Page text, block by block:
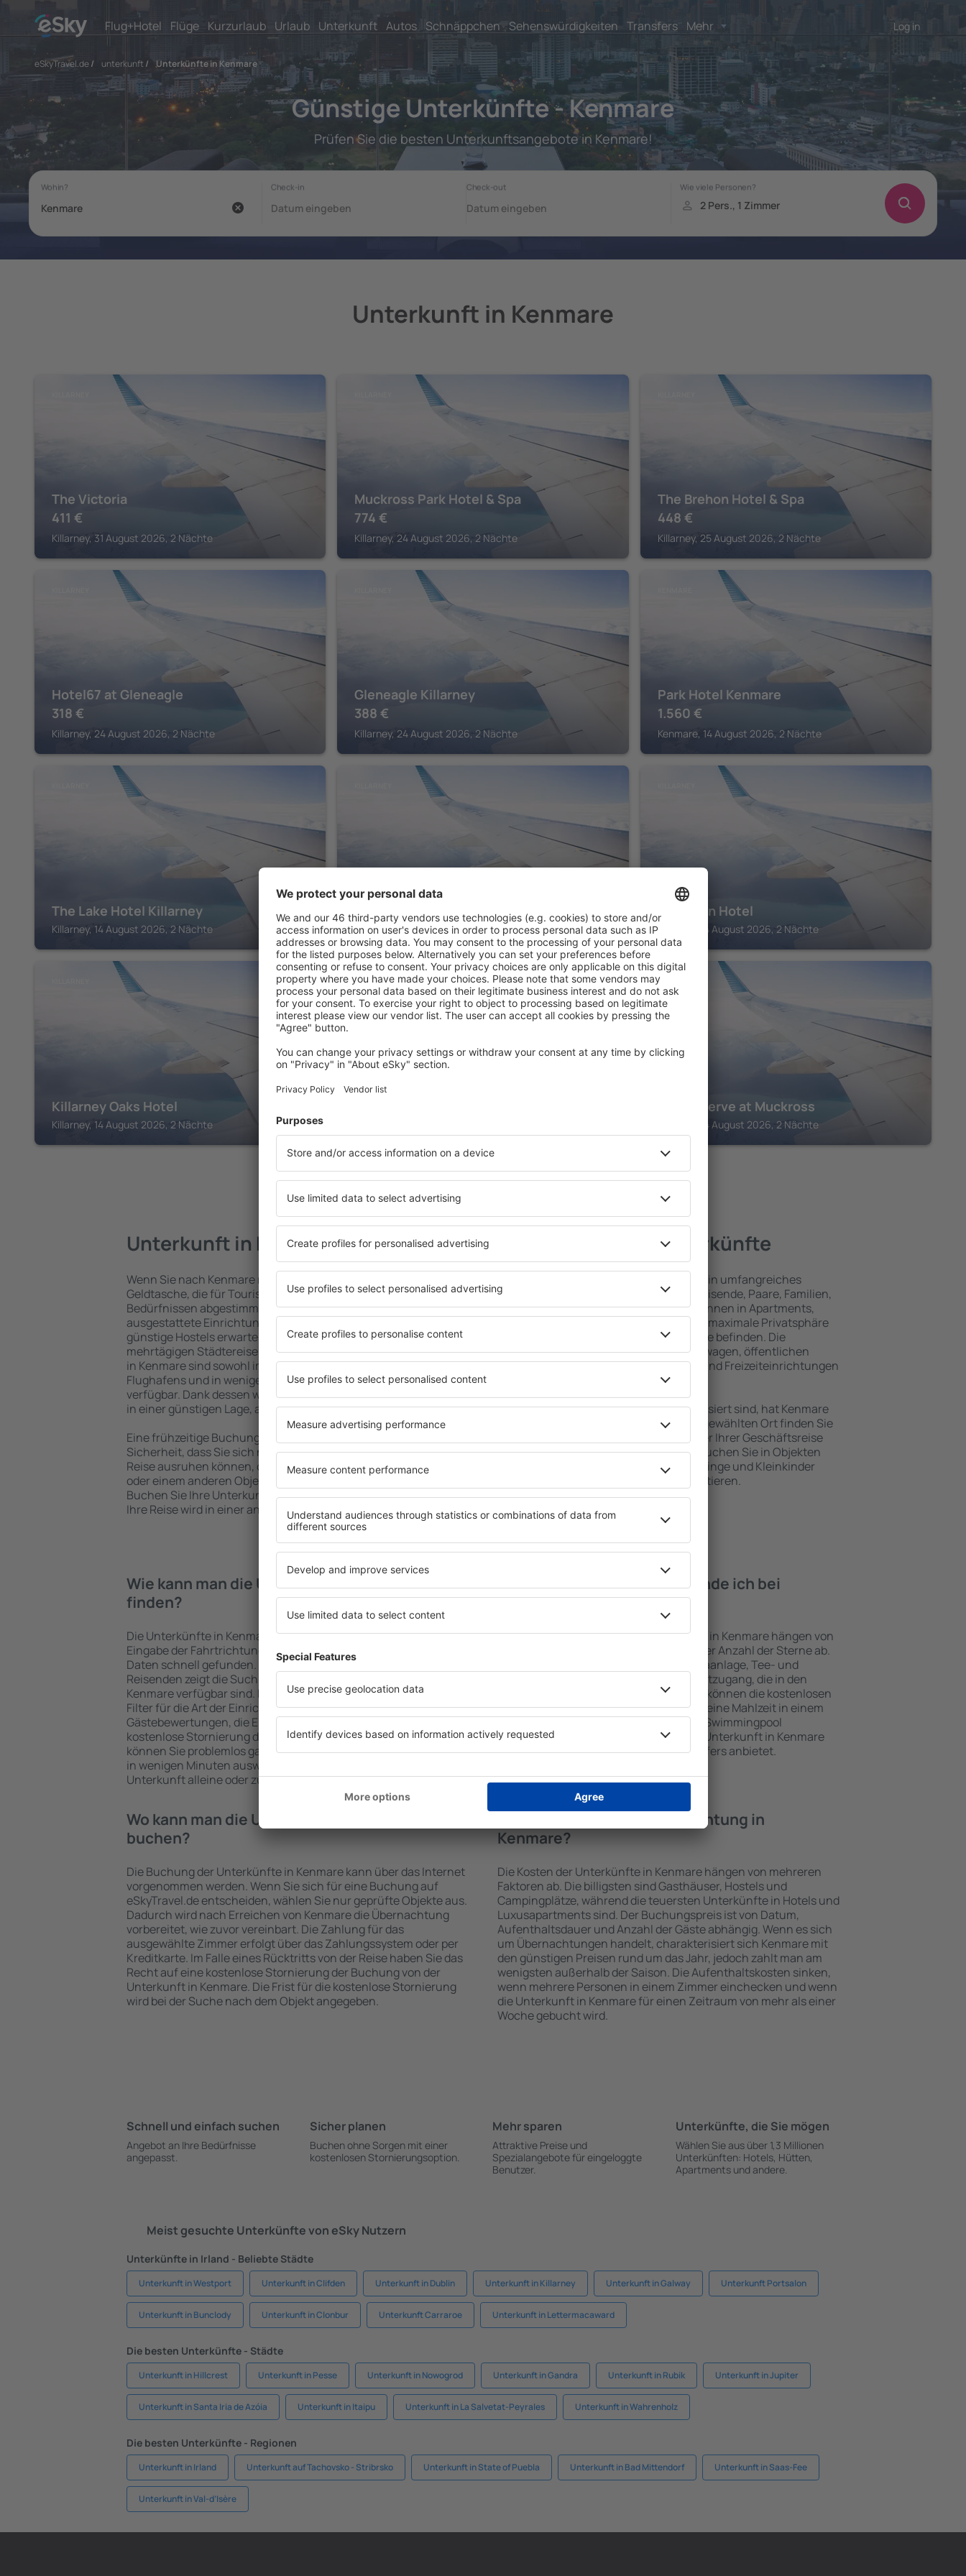
Flug+Hotel Flüge Kurzurlaub Urlaub Unterkunft Autos Schnäppchen Sehenswürdigkeiten Transfers Mehr Log in
eSkyTravel.de/ unterkunft / Unterkünfte in Kenmare
Günstige Unterkünfte - Kenmare
Prüfen Sie die besten Unterkunftsangebote in Kenmare!
Unterkunft in Kenmare
The Victoria
411 €
Killarney, 31 August 2026, 2 Nächte
Muckross Park Hotel & Spa
774 €
Killarney, 24 August 2026, 2 Nächte
The Brehon Hotel & Spa
448 €
Killarney, 25 August 2026, 2 Nächte
Hotel67 at Gleneagle
318 €
Killarney, 24 August 2026, 2 Nächte
Gleneagle Killarney
388 €
Killarney, 24 August 2026, 2 Nächte
Park Hotel Kenmare
1.560 €
Kenmare, 14 August 2026, 2 Nächte
The Lake Hotel Killarney
Killarney, 14 August 2026, 2 Nächte
Cahernane House Hotel
Killarney, 14 August 2026, 2 Nächte
Parkavon Hotel
Killarney, 14 August 2026, 2 Nächte
Killarney Oaks Hotel
Killarney, 14 August 2026, 2 Nächte
KENMARE KILLARNEY
The Reserve at Muckross
Killarney, 14 August 2026, 2 Nächte
Mehr Angebote prüfen in Kenmare
Unterkunft in Kenmare
Wenn Sie nach Kenmare reisen, finden Sie Unterkünfte für jede
Geldtasche, die für Touristen mit unterschiedlichen
Bedürfnissen abgestimmt sind. Geräumige und komfortabel
ausgestattete Einrichtungen mit vielen Annehmlichkeiten und
günstige Hostels erwarten die Besucher, wo sie während einer
mehrtägigen Städtereise übernachten können. Die Unterkünfte
in Kenmare sind sowohl im Zentrum als auch in der Nähe des
Flughafens und in weniger beliebten Stadtteilen oder Regionen
verfügbar. Dank dessen wählen Sie eine Unterkunft in Kenmare
in einer günstigen Lage, abhängig von Ihren weiteren Vorhaben.
Eine frühzeitige Buchung der Unterkunft in Kenmare gibt die
Sicherheit, dass Sie sich nach dem Erreichen des Ziels nach der
Reise ausruhen können, ohne nach einem Hotel, einer Wohnung
oder einem anderen Objekt für Reisende suchen zu müssen.
Buchen Sie Ihre Unterkunft vor dem Besuch von Kenmare und
Ihre Reise wird in einer angenehmeren Atmosphäre verlaufen.
Kenmare – beste Unterkünfte
Die Unterkünfte in Kenmare umfassen ein umfangreiches
Angebot von vielen Objekten für Alleinreisende, Paare, Familien,
Senioren und Gruppen. Die Besucher können in Apartments,
Hotels und Pensionen übernachten, die maximale Privatsphäre
bieten und sich im Zentrum von Kenmare befinden. Die
Annehmlichkeiten wie die Nähe zu Mietwagen, öffentlichen
Verkehrsmitteln, Geschäften, Service- und Freizeiteinrichtungen
sind die Garantie einer guten Erholung.
Wenn Sie an Luxusunterkünften interessiert sind, hat Kenmare
ein breites Angebot für Sie. An dem ausgewählten Ort finden Sie
alles, was Sie während Ihres Urlaubs oder Ihrer Geschäftsreise
benötigen. Die Unterkunft in Kenmare buchen Sie in Objekten
mit Einrichtungen für Behinderte, Säuglinge und Kleinkinder
sowie für Reisende zusammen mit Haustieren.
Wie kann man die Unterkünfte in Kenmare
finden?
Die Unterkünfte in Kenmare werden von der Suchmaschine nach
Eingabe der Fahrtrichtung und der Check-In- und Check-Out-
Daten schnell gefunden. Nach Auswahl der Anzahl der
Reisenden zeigt die Suchmaschine an, welche Unterkünfte in
Kenmare verfügbar sind. Die Auswahl der Unterkunft wird durch
Filter für die Art der Einrichtung und die Anzahl der Sterne, die
Gästebewertungen, die Entfernung zum Zentrum und die
kostenlose Stornierung der Buchung erleichtert. Dadurch
können Sie problemlos ganz einfach eine Unterkunft in Kenmare
in wenigen Minuten auswählen. Sie können je nach Bedarf eine
Unterkunft alleine oder zusammen mit dem Flug buchen.
Welche Annehmlichkeiten finde ich bei
Unterkünften in Kenmare?
Die Annehmlichkeiten bei Unterkünften in Kenmare hängen von
der Art des ausgewählten Objekts und der Anzahl der Sterne ab.
Gäste nutzen Küchenzeile, Balkon, Klimaanlage, Tee- und
Kaffeezubehör, Handtücher und Internetzugang, die in den
Unterkünften verfügbar sind. Besucher können die kostenlosen
Parkplätze an der Unterkunft benutzen, eine Mahlzeit in einem
Restaurant bestellen oder ein Hotel mit Swimmingpool
auswählen. Sie können zusätzlich eine Unterkunft in Kenmare
buchen, die den Gästen Flughafentransfers anbietet.
Wo kann man die Unterkünfte in Kenmare
buchen?
Die Buchung der Unterkünfte in Kenmare kann über das Internet
vorgenommen werden. Wenn Sie sich für eine Buchung auf
eSkyTravel.de entscheiden, wählen Sie nur geprüfte Objekte aus.
Dadurch wird nach Erreichen von Kenmare die Übernachtung
vorbereitet, wie zuvor vereinbart. Die Zahlung für das
ausgewählte Zimmer erfolgt über das Zahlungssystem oder per
Kreditkarte. Im Falle eines Rücktritts von der Reise haben Sie das
Recht auf eine kostenlose Stornierung der Buchung von der
Unterkunft in Kenmare. Die Frist für die kostenlose Stornierung
wird bei der Suche nach dem Objekt angegeben.
Wie viel kostet eine Übernachtung in
Kenmare?
Die Kosten der Unterkünfte in Kenmare hängen von mehreren
Faktoren ab. Die billigsten sind Gasthäuser, Hostels und
Campingplätze, während die teuersten Unterkünfte in Hotels und
Luxusapartments sind. Der Buchungspreis ist von Datum,
Aufenthaltsdauer und Anzahl der Gäste abhängig. Wenn es sich
um Übernachtungen handelt, charakterisiert sich Kenmare mit
den günstigen Preisen rund um das Jahr, jedoch zahlt man am
wenigsten außerhalb der Saison. Die Aufenthaltskosten sinken,
wenn mehrere Personen in einem Zimmer einchecken und wenn
die Unterkunft in Kenmare für einen Zeitraum von mehr als einer
Woche gebucht wird.
Schnell und einfach suchen
Angebot an Ihre Bedürfnisse
angepasst.
Sicher planen
Buchen ohne Sorgen mit einer
kostenlosen Stornierungsoption.
Mehr sparen
Attraktive Preise und
Spezialangebote für eingeloggte
Benutzer.
Unterkünfte, die Sie mögen
Wählen Sie aus über 1,3 Millionen
Unterkünften: Hotels, Hütten,
Apartments und andere.
Meist gesuchte Unterkünfte von eSky Nutzern
Unterkünfte in Irland - Beliebte Städte
Unterkunft in Westport Unterkunft in Clifden Unterkunft in Dublin Unterkunft in Killarney Unterkunft in Galway Unterkunft Portsalon
Unterkunft in Bunclody Unterkunft in Clonbur Unterkunft Carraroe Unterkunft in Lettermacaward
Die besten Unterkünfte - Städte
Unterkunft in Hillcrest Unterkunft in Pesse Unterkunft in Nowogrod Unterkunft in Gandra Unterkunft in Rubik Unterkunft in Jupiter
Unterkunft in Santa Iria de Azóia Unterkunft in Itaipu Unterkunft in La Salvetat-Peyrales Unterkunft in Wahrenholz
Die besten Unterkünfte - Regionen
Unterkunft in Irland Unterkunft auf Tachovsko - Stribrsko Unterkunft in State of Puebla Unterkunft in Bad Mittendorf Unterkunft in Saas-Fee
Unterkunft in Val-d’Isère